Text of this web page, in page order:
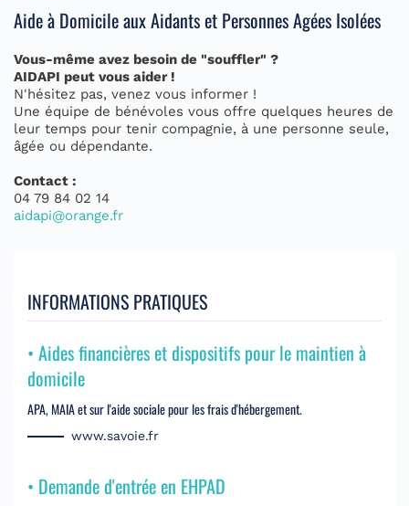
Aide à Domicile aux Aidants et Personnes Agées Isolées
Vous-même avez besoin de "souffler" ?
AIDAPI peut vous aider !
N'hésitez pas, venez vous informer !
Une équipe de bénévoles vous offre quelques heures de
leur temps pour tenir compagnie, à une personne seule,
âgée ou dépendante.
Contact :
04 79 84 02 14
aidapi@orange.fr
INFORMATIONS PRATIQUES
• Aides financières et dispositifs pour le maintien à
domicile
APA, MAIA et sur l'aide sociale pour les frais d'hébergement.
www.savoie.fr
• Demande d'entrée en EHPAD